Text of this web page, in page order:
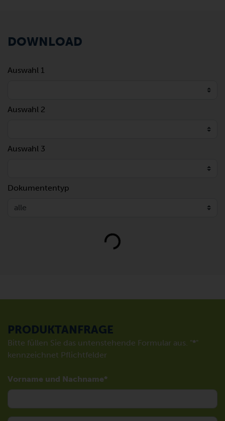
DOWNLOAD
Auswahl 1
Auswahl 2
Auswahl 3
Dokumententyp
Loading...
PRODUKTANFRAGE
Bitte füllen Sie das untenstehende Formular aus. "*"
kennzeichnet Pflichtfelder
Vorname und Nachname